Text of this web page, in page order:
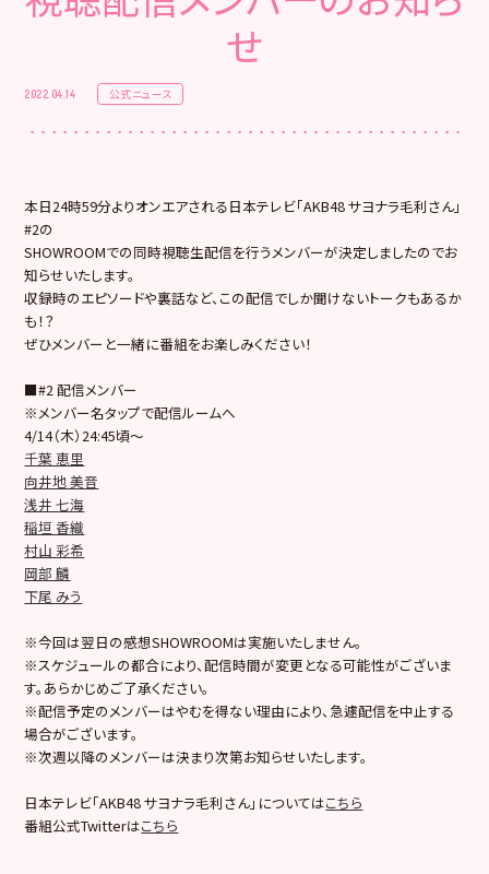
せ
2022.04.14 公式ニュース
本日24時59分よりオンエアされる日本テレビ「AKB48 サヨナラ毛利さん」
#2の
SHOWROOMでの同時視聴生配信を行うメンバーが決定しましたのでお
知らせいたします。
収録時のエピソードや裏話など、この配信でしか聞けないトークもあるか
も！？
ぜひメンバーと一緒に番組をお楽しみください！
■#2 配信メンバー
※メンバー名タップで配信ルームへ
4/14（木）24:45頃〜
千葉 恵里
向井地 美音
浅井 七海
稲垣 香織
村山 彩希
岡部 麟
下尾 みう
※今回は翌日の感想SHOWROOMは実施いたしません。
※スケジュールの都合により、配信時間が変更となる可能性がございま
す。あらかじめご了承ください。
※配信予定のメンバーはやむを得ない理由により、急遽配信を中止する
場合がございます。
※次週以降のメンバーは決まり次第お知らせいたします。
日本テレビ「AKB48 サヨナラ毛利さん」についてはこちら
番組公式Twitterはこちら